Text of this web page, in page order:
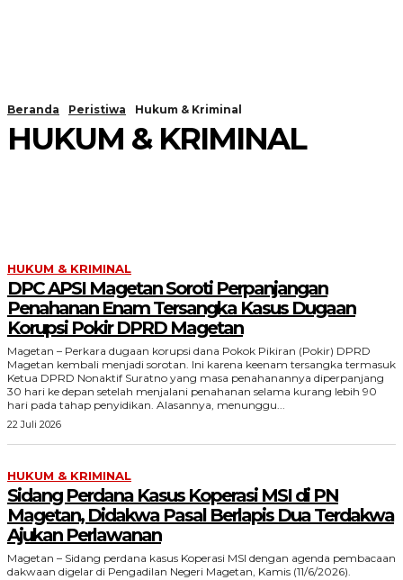
Beranda Peristiwa Hukum & Kriminal
HUKUM & KRIMINAL
HUKUM & KRIMINAL
DPC APSI Magetan Soroti Perpanjangan
Penahanan Enam Tersangka Kasus Dugaan
Korupsi Pokir DPRD Magetan
Magetan – Perkara dugaan korupsi dana Pokok Pikiran (Pokir) DPRD
Magetan kembali menjadi sorotan. Ini karena keenam tersangka termasuk
Ketua DPRD Nonaktif Suratno yang masa penahanannya diperpanjang
30 hari ke depan setelah menjalani penahanan selama kurang lebih 90
hari pada tahap penyidikan. Alasannya, menunggu...
22 Juli 2026
HUKUM & KRIMINAL
Sidang Perdana Kasus Koperasi MSI di PN
Magetan, Didakwa Pasal Berlapis Dua Terdakwa
Ajukan Perlawanan
Magetan – Sidang perdana kasus Koperasi MSI dengan agenda pembacaan
dakwaan digelar di Pengadilan Negeri Magetan, Kamis (11/6/2026).